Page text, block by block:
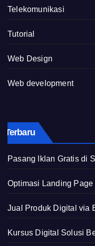
Telekomunikasi
Tutorial
Web Design
Web development
Terbaru
Pasang Iklan Gratis di
Optimasi Landing
Jual Produk Digital via
Kursus Digital Solusi